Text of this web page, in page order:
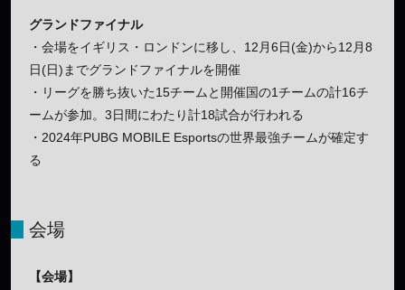
グランドファイナル
・会場をイギリス・ロンドンに移し、12月6日(金)から12月8
日(日)までグランドファイナルを開催
・リーグを勝ち抜いた15チームと開催国の1チームの計16チ
ームが参加。3日間にわたり計18試合が行われる
・2024年PUBG MOBILE Esportsの世界最強チームが確定す
る
会場
【会場】